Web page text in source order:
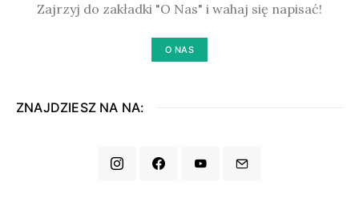
Zajrzyj do zakładki "O Nas" i wahaj się napisać!
O NAS
ZNAJDZIESZ NA NA: